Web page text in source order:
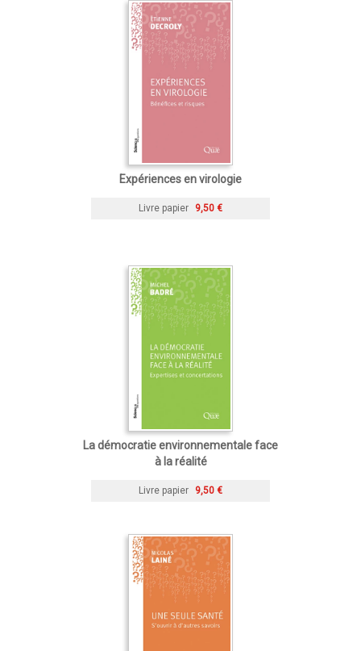
Expériences en virologie
Livre papier 9,50 €
La démocratie environnementale face
à la réalité
Livre papier 9,50 €